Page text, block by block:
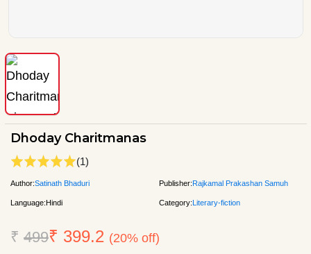
Dhoday Charitmanas
(1)
Author:Satinath Bhaduri Publisher:Rajkamal Prakashan Samuh
Language:Hindi Category:Literary-fiction
₹ 499₹ 399.2 (20% off)